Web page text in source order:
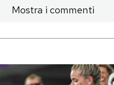
Mostra i commenti